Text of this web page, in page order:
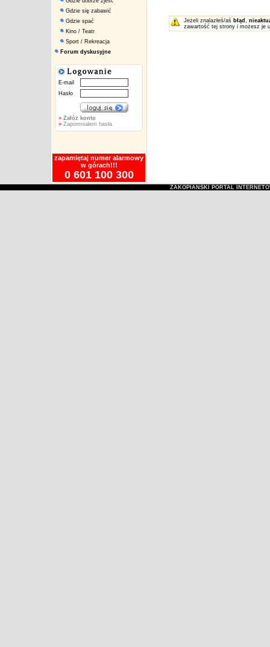
Gdzie się zabawić
Gdzie spać
Kino / Teatr
Sport / Rekreacja
Forum dyskusyjne
E-mail
Hasło
» Załóż konto
» Zapomniałem hasła
zapamiętaj numer alarmowy
w górach!!!
0 601 100 300
Jeżeli znalazłeś/aś błąd ,
zawartość tej strony i możesz je
ZAKOPIAŃSKI PORTAL